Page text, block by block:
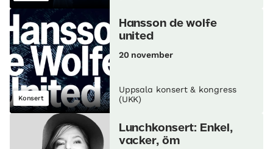
Konsert
Hansson de wolfe
united
20 november
Uppsala konsert & kongress
(UKK)
Lunch­konsert: Enkel,
vacker, öm